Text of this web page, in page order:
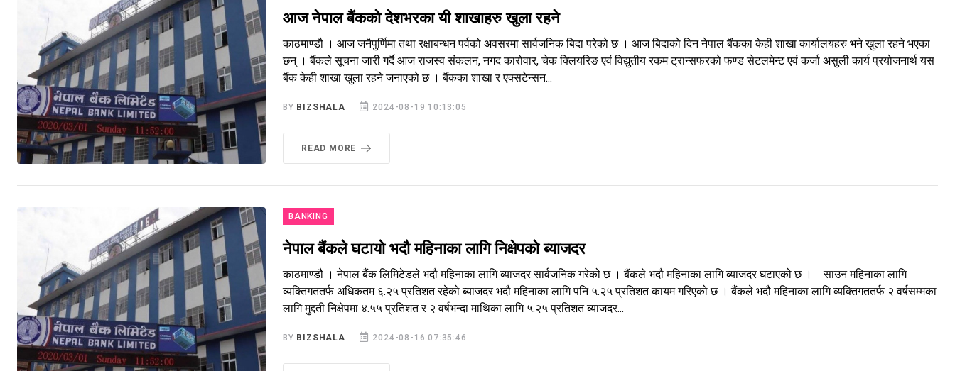
आज नेपाल बैंकको देशभरका यी शाखाहरु खुला रहने
काठमाण्डौ । आज जनैपुर्णिमा तथा रक्षाबन्धन पर्वको अवसरमा सार्वजनिक बिदा परेको छ । आज बिदाको दिन नेपाल बैंकका केही शाखा कार्यालयहरु भने खुला रहने भएका
छन् । बैंकले सूचना जारी गर्दै आज राजस्व संकलन, नगद कारोवार, चेक क्लियरिङ एवं विद्युतीय रकम ट्रान्सफरको फण्ड सेटलमेन्ट एवं कर्जा असुली कार्य प्रयोजनार्थ यस
बैंक केही शाखा खुला रहने जनाएको छ । बैंकका शाखा र एक्सटेन्सन...
BY BIZSHALA 2024-08-19 10:13:05
READ MORE
BANKING
नेपाल बैंकले घटायो भदौ महिनाका लागि निक्षेपको ब्याजदर
काठमाण्डौ । नेपाल बैंक लिमिटेडले भदौ महिनाका लागि ब्याजदर सार्वजनिक गरेको छ । बैंकले भदौ महिनाका लागि ब्याजदर घटाएको छ । साउन महिनाका लागि
व्यक्तिगततर्फ अधिकतम ६.२५ प्रतिशत रहेको ब्याजदर भदौ महिनाका लागि पनि ५.२५ प्रतिशत कायम गरिएको छ । बैंकले भदौ महिनाका लागि व्यक्तिगततर्फ २ वर्षसम्मका
लागि मुद्दती निक्षेपमा ४.५५ प्रतिशत र २ वर्षभन्दा माथिका लागि ५.२५ प्रतिशत ब्याजदर...
BY BIZSHALA 2024-08-16 07:35:46